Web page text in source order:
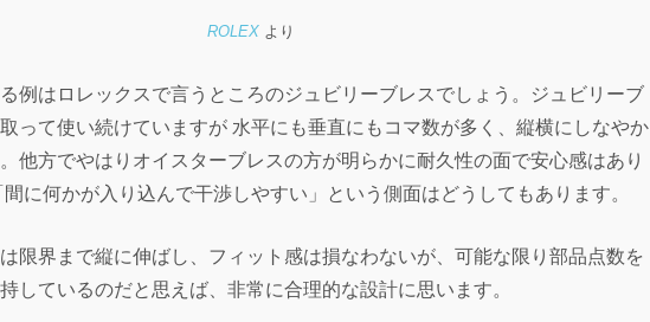
ROLEX より
例はロレックスで言うところのジュビリーブレスでしょう。ジュビリーブ
って使い続けていますが 水平にも垂直にもコマ数が多く、縦横にしなやか
他方でやはりオイスターブレスの方が明らかに耐久性の面で安心感はあり
に何かが入り込んで干渉しやすい」という側面はどうしてもあります。
限界まで縦に伸ばし、フィット感は損なわないが、可能な限り部品点数を
しているのだと思えば、非常に合理的な設計に思います。